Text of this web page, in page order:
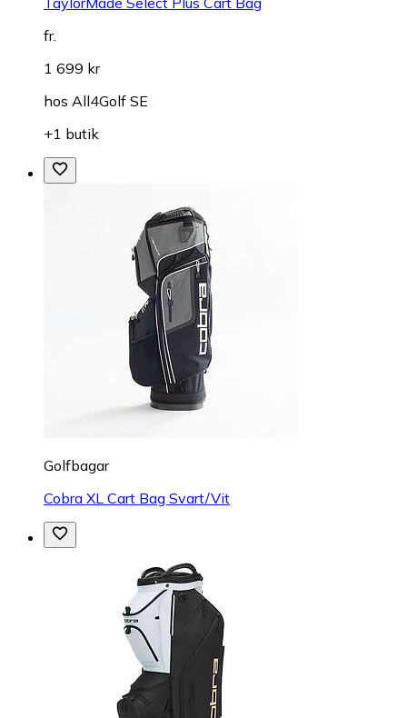
fr.
1 699 kr
hos All4Golf SE
+1 butik
Golfbagar
Cobra XL Cart Bag Svart/Vit